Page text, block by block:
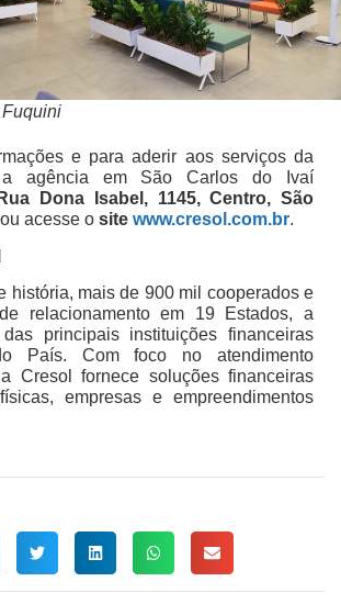
e para aderir aos serviços da
agência em São Carlos do Ivaí
Rua Dona Isabel, 1145, Centro, São
acesse o site www.cresol.com.br.
história, mais de 900 mil cooperados e
relacionamento em 19 Estados, a
principais instituições financeiras
País. Com foco no atendimento
Cresol fornece soluções financeiras
empresas e empreendimentos